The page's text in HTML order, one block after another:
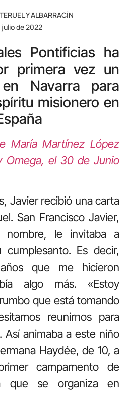
Y ALBARRACÍN
julio de 2022
Pontificias ha
primera vez un
Navarra para
misionero en
María Martínez López
Omega, el 30 de Junio
Javier recibió una carta
San Francisco Javier,
le invitaba a
Es decir,
que me hicieron
algo más. «Estoy
que está tomando
reunirnos para
Así animaba a este niño
Haydée, de 10, a
campamento de
que se organiza en